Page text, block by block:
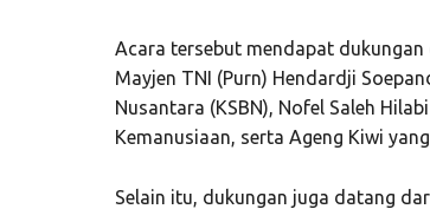
Acara tersebut mendapat
Mayjen TNI (Purn) Hendardji
Nusantara (KSBN), Nofel Saleh
Kemanusiaan, serta Ageng Kiwi
Selain itu, dukungan juga datang